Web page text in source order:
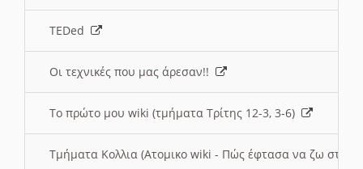
TEDed
Οι τεχνικές που μας άρεσαν!!
Το πρώτο μου wiki (τμήματα Τρίτης 12-3, 3-6)
Τμήματα Κολλια (Ατομικο wiki - Πώς έφτασα να ζω στην